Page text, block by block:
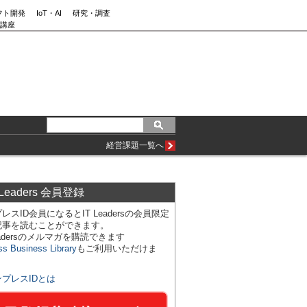
ト開発 IoT・AI
研究・調査
座
経営課題一覧へ
会員登録
スID会員になるとIT Leadersの会員限定
を読むことができます。
のメルマガを購読できます
Business Libraryもご利用いただけま
プレスIDとは